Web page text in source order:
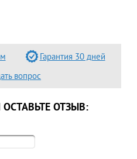
Гарантия 30 дней
вопрос
ОТЗЫВ: